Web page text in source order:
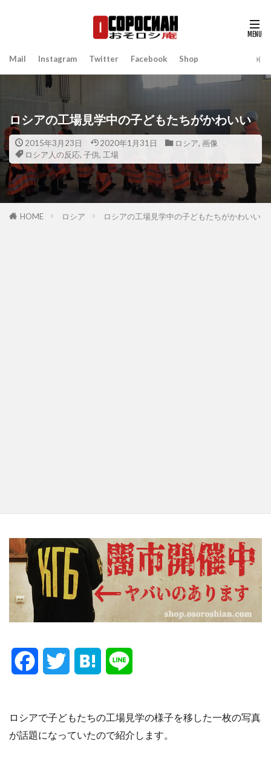
Mail Instagram Twitter Facebook Shop
ロシアの工場見学中の子どもたちがかわいい
2015年3月23日 2020年1月31日 ロシア, 画像
ロシア人の反応, 子供, 工場
HOME ロシア ロシアの工場見学中の子どもたちがかわいい
c
e
i
t
t
e
n
e
ロシアで子どもたちの工場見学の様子を移した一枚の写真
が話題になっていたので紹介します。